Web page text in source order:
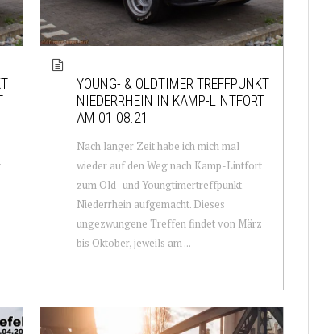
YOUNG- & OLDTIMER TREFFPUNKT
NIEDERRHEIN IN KAMP-LINTFORT
AM 01.08.21
Nach langer Zeit habe ich mich mal
wieder auf den Weg nach Kamp-Lintfort
zum Old- und Youngtimertreffpunkt
Niederrhein aufgemacht. Dieses
ungezwungene Treffen findet von März
bis Oktober, jeweils am ...